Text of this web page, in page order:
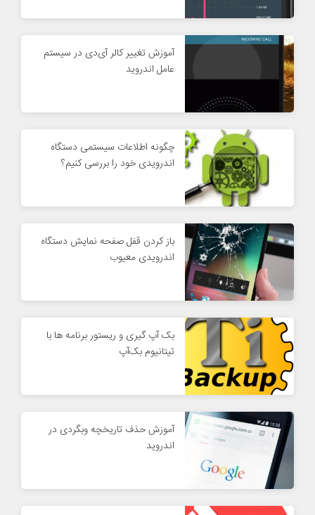
آموزش تغییر کالر آی‌دی در سیستم
‌عامل اندروید
چگونه اطلاعات سیستمی دستگاه
اندرویدی خود را بررسی کنیم؟
باز کردن قفل صفحه نمایش دستگاه
اندرویدی معیوب
بک آپ گیری و ریستور برنامه ها با
تیتانیوم بک‌آپ
آموزش حذف تاریخچه وبگردی در
اندروید